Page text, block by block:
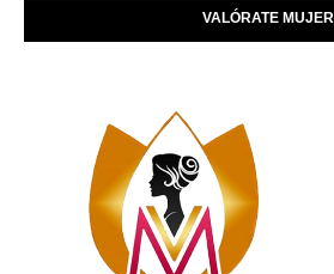
VALÓRATE MUJER